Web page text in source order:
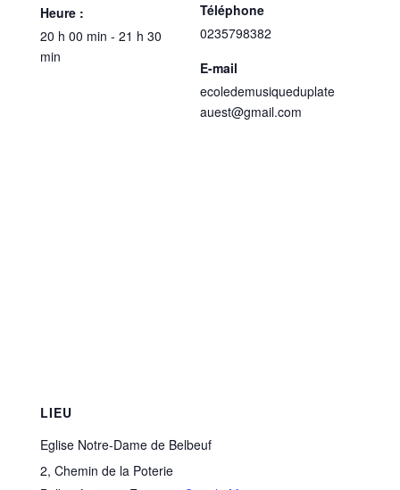
Heure :
20 h 00 min - 21 h 30
min
Téléphone
0235798382
E-mail
ecoledemusiqueduplate
auest@gmail.com
LIEU
Eglise Notre-Dame de Belbeuf
2, Chemin de la Poterie